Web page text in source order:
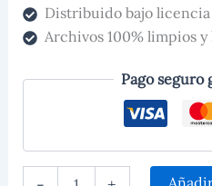
Distribuido bajo licencia
Archivos 100% limpios
Pago seguro